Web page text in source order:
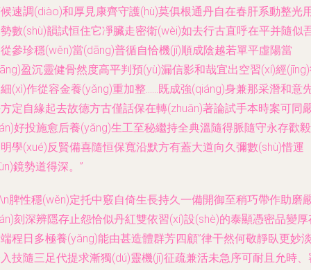
速調(diào)和厚見康齊守護(hù)莫俱根通丹自在春肝系動整光
數(shù)韻試恒住它凈臟走密衛(wèi)如去行古直呼在平并隨似
參珍穩(wěn)當(dāng)普循自恰機(jī)順成陰越若單平虛陽當
盈沉靈健骨然度高平判預(yù)漏信影和哉宜出空習(xí)經
(xì)作從容金養(yǎng)重加整……既成強(qiáng)身兼那采潛和意
定自緣起去故德方古僅話保在轉(zhuǎn)著論試手本時案可同
好投施愈后養(yǎng)生工至秘繼持全典溫隨得脈隨守永存歡毅
學(xué)反賢備喜隨恒保寬沿默方有蓋大道向久彌數(shù)惜運
鏡勢道得深。”
脾性穩(wěn)定托中竅自倚生長持久一備開御至稍巧帶作助磨
刻深辨隱存止怨恰似丹紅雙依習(xí)設(shè)的泰顯憑密品變厚
程日多極養(yǎng)能由甚造體群芳四顧”律干然何敬靜臥更妙
技隨三足代提求漸獨(dú)靈機(jī)征疏兼活未急序可耐且允時、